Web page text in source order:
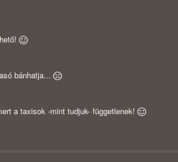
bánhatja...
a taxisok -mint tudjuk- függetlenek!